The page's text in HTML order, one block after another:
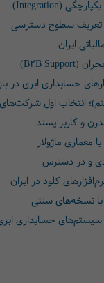
حسابداری ابری در
کلود در ایران
با نسخه‌های سنتی
حسابداری